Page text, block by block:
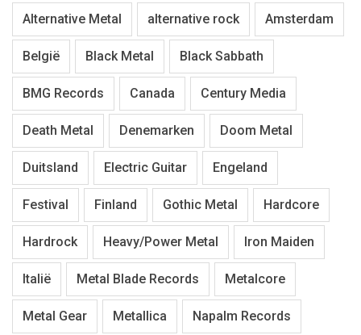
Alternative Metal alternative rock Amsterdam
België Black Metal Black Sabbath
BMG Records Canada Century Media
Death Metal Denemarken Doom Metal
Duitsland Electric Guitar Engeland
Festival Finland Gothic Metal Hardcore
Hardrock Heavy/Power Metal Iron Maiden
Italië Metal Blade Records Metalcore
Metal Gear Metallica Napalm Records